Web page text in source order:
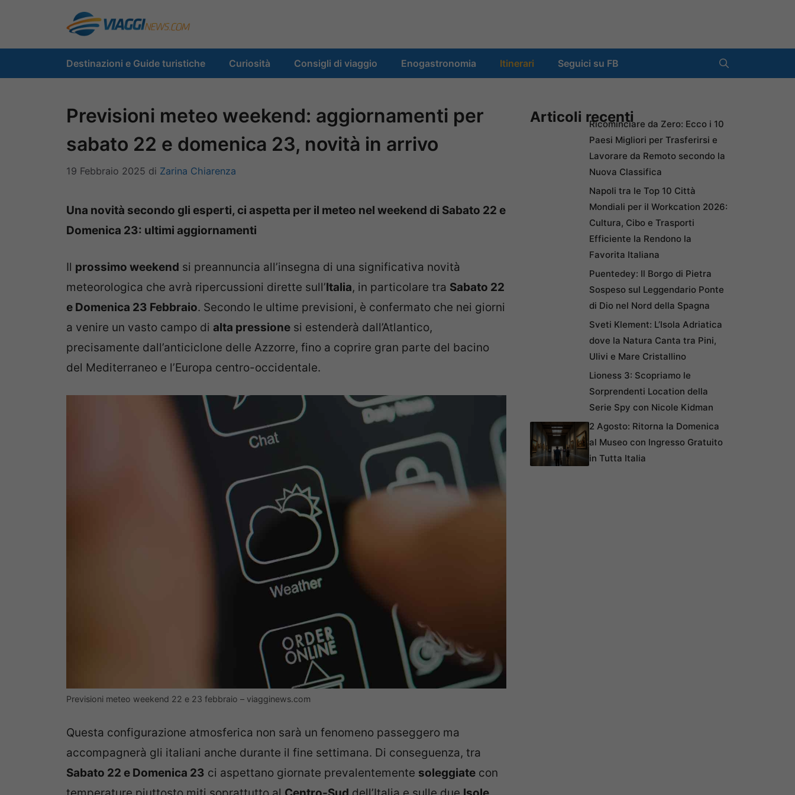
contenuto
Destinazioni e Guide turistiche Curiosità Consigli di viaggio Enogastronomia Itinerari Seguici su FB
Previsioni meteo weekend: aggiornamenti per
sabato 22 e domenica 23, novità in arrivo
19 Febbraio 2025 di Zarina Chiarenza
Una novità secondo gli esperti, ci aspetta per il meteo nel weekend di Sabato 22 e
Domenica 23: ultimi aggiornamenti
Il prossimo weekend si preannuncia all’insegna di una significativa novità
meteorologica che avrà ripercussioni dirette sull’Italia, in particolare tra Sabato 22
e Domenica 23 Febbraio. Secondo le ultime previsioni, è confermato che nei giorni
a venire un vasto campo di alta pressione si estenderà dall’Atlantico,
precisamente dall’anticiclone delle Azzorre, fino a coprire gran parte del bacino
del Mediterraneo e l’Europa centro-occidentale.
Previsioni meteo weekend 22 e 23 febbraio – viagginews.com
Questa configurazione atmosferica non sarà un fenomeno passeggero ma
accompagnerà gli italiani anche durante il fine settimana. Di conseguenza, tra
Sabato 22 e Domenica 23 ci aspettano giornate prevalentemente soleggiate con
Articoli recentiRicominciare da Zero: Ecco i 10
Paesi Migliori per Trasferirsi e
Lavorare da Remoto secondo la
Nuova Classifica
Napoli tra le Top 10 Città
Mondiali per il Workcation 2026:
Cultura, Cibo e Trasporti
Efficiente la Rendono la
Favorita Italiana
Puentedey: Il Borgo di Pietra
Sospeso sul Leggendario Ponte
di Dio nel Nord della Spagna
Sveti Klement: L’Isola Adriatica
dove la Natura Canta tra Pini,
Ulivi e Mare Cristallino
Lioness 3: Scopriamo le
Sorprendenti Location della
Serie Spy con Nicole Kidman
2 Agosto: Ritorna la Domenica
al Museo con Ingresso Gratuito
in Tutta Italia